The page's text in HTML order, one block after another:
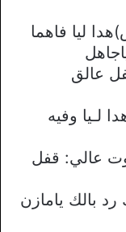
ليا فاهما
عالق
لـيا وفيه
عالي: قفل
بالك يامازن